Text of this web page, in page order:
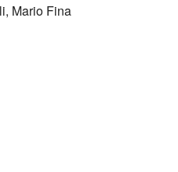
Mario Fina